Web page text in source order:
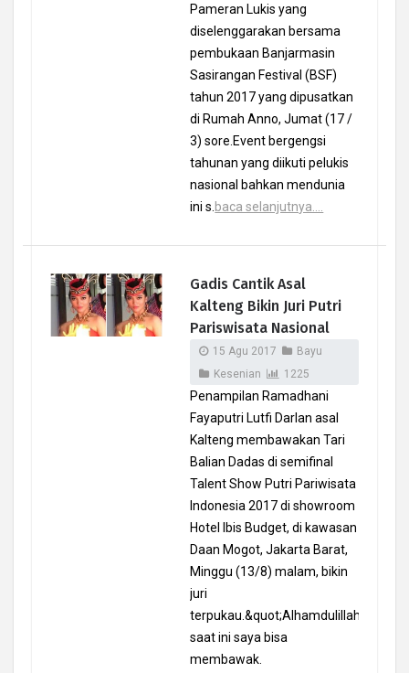
Pameran Lukis yang
diselenggarakan bersama
pembukaan Banjarmasin
Sasirangan Festival (BSF)
tahun 2017 yang dipusatkan
di Rumah Anno, Jumat (17 /
3) sore.Event bergengsi
tahunan yang diikuti pelukis
nasional bahkan mendunia
ini s. baca selanjutnya....
Gadis Cantik Asal
Kalteng Bikin Juri Putri
Pariswisata Nasional
15 Agu 2017
Bayu
Kesenian
1225
Penampilan Ramadhani
Fayaputri Lutfi Darlan asal
Kalteng membawakan Tari
Balian Dadas di semifinal
Talent Show Putri Pariwisata
Indonesia 2017 di showroom
Hotel Ibis Budget, di kawasan
Daan Mogot, Jakarta Barat,
Minggu (13/8) malam, bikin
juri
terpukau.&quot;Alhamdulillah
saat ini saya bisa
membawak.